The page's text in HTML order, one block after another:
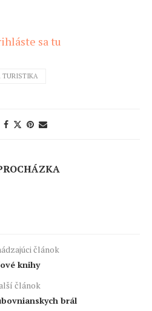
sa tu
TURISTIKA
článok
knihy
článok
brál